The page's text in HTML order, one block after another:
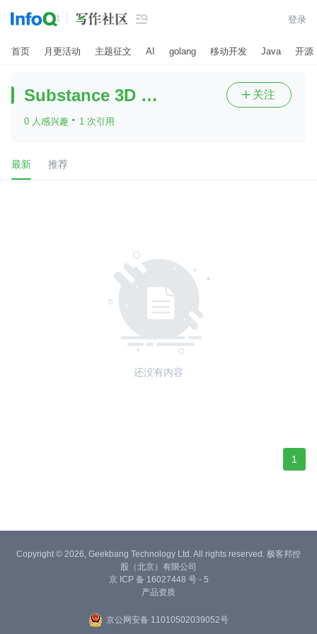
 登录
首页 月更活动 主题征文 AI golang 移动开发 Java 开源
Substance 3D Stager中文
0 人感兴趣 · 1 次引用
 关注
最新 推荐
还没有内容
1
Copyright © 2026, Geekbang Technology Ltd. All rights reserved. 极客邦控
股（北京）有限公司
京 ICP 备 16027448 号 - 5
产品资质
京公网安备 11010502039052号